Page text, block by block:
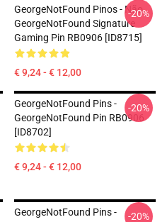
GeorgeNotFound Pinos - Não.
GeorgeNotFound Signature
Gaming Pin RB0906 [ID8715]
€ 9,24 - € 12,00
-20%
GeorgeNotFound Pins -
GeorgeNotFound Pin RB0906
[ID8702]
€ 9,24 - € 12,00
-20%
GeorgeNotFound Pins -
-20%